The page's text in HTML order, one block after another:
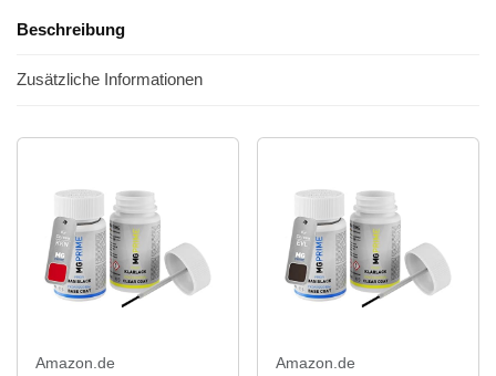
Beschreibung
Zusätzliche Informationen
Amazon.de Amazon.de